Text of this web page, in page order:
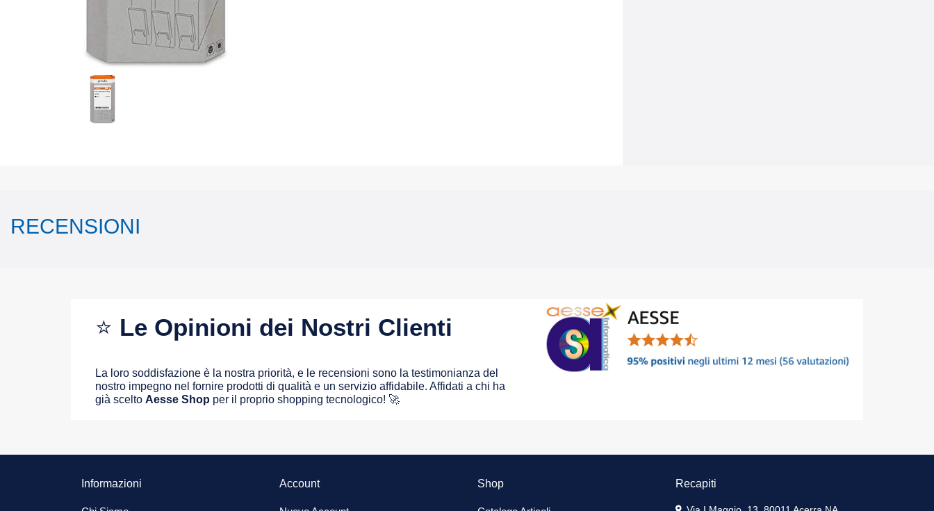
RECENSIONI
⭐ Le Opinioni dei Nostri Clienti
La loro soddisfazione è la nostra priorità, e le recensioni sono la testimonianza del
nostro impegno nel fornire prodotti di qualità e un servizio affidabile. Affidati a chi ha
già scelto Aesse Shop per il proprio shopping tecnologico! 🚀
Informazioni Account Shop Recapiti